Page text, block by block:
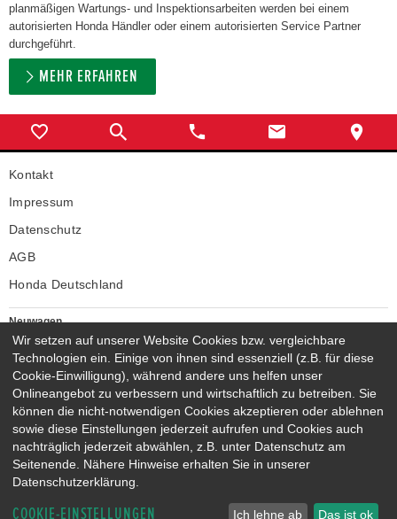
planmäßigen Wartungs- und Inspektionsarbeiten werden bei einem
autorisierten Honda Händler oder einem autorisierten Service Partner
durchgeführt.
MEHR ERFAHREN
Kontakt
Impressum
Datenschutz
AGB
Honda Deutschland
Neuwagen
Honda Neuwagen
Gebrauchtwagen
Honda Gebrauchtwagen
Honda Vorführwagen
Gesamtbestand
NEUWAGENMODELLE
HONDA JAZZ E:HEV
HONDA CIVIC E:HEV
HONDA ZR-V E:HEV
HONDA CR-V E:HEV & E:PHEV
Wir setzen auf unserer Website Cookies bzw. vergleichbare
Technologien ein. Einige von ihnen sind essenziell (z.B. für diese
Cookie-Einwilligung), während andere uns helfen unser
Onlineangebot zu verbessern und wirtschaftlich zu betreiben. Sie
können die nicht-notwendigen Cookies akzeptieren oder ablehnen
sowie diese Einstellungen jederzeit aufrufen und Cookies auch
nachträglich jederzeit abwählen, z.B. unter Datenschutz am
Seitenende. Nähere Hinweise erhalten Sie in unserer
Datenschutzerklärung.
COOKIE-EINSTELLUNGEN Ich lehne ab Das ist ok